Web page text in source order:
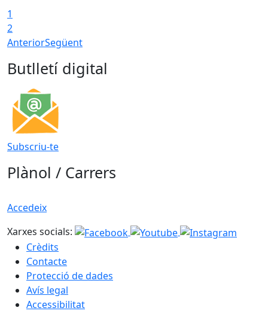
1
2
AnteriorSegüent
Butlletí digital
Subscriu-te
Plànol / Carrers
Accedeix
Xarxes socials:
Crèdits
Contacte
Protecció de dades
Avís legal
Accessibilitat